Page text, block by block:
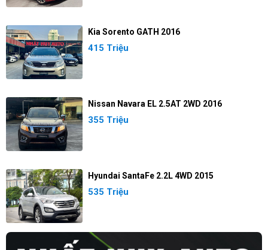
Kia Sorento GATH 2016
415 Triệu
Nissan Navara EL 2.5AT 2WD 2016
355 Triệu
Hyundai SantaFe 2.2L 4WD 2015
535 Triệu